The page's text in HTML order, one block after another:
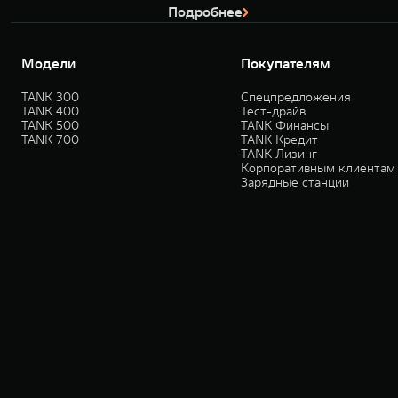
Подробнее
Модели
TANK 300
TANK 400
TANK 500
TANK 700
Покупателям
Спецпредложения
Тест-драйв
TANK Финансы
TANK Кредит
TANK Лизинг
Корпоративным клиентам
Зарядные станции